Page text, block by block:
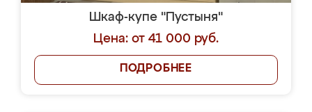
Шкаф-купе "Пустыня"
Цена: от 41 000 руб.
ПОДРОБНЕЕ